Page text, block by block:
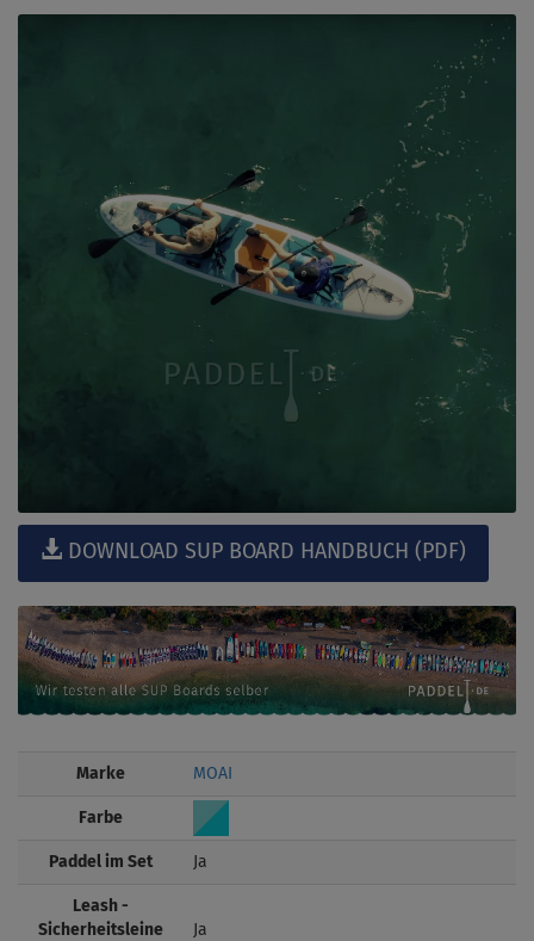
DOWNLOAD SUP BOARD HANDBUCH (PDF)
Marke MOAI
Farbe
Paddel im Set Ja
Leash -
Sicherheitsleine
Ja